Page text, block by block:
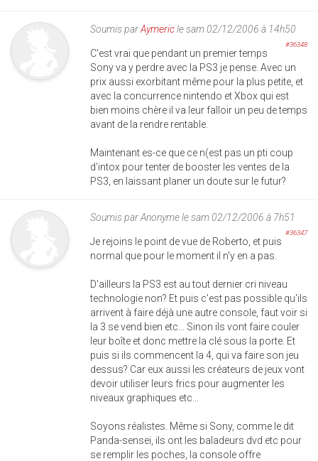
Soumis parAymericle sam 02/12/2006 à 14h50
#36348
C'est vrai que pendant un premier temps
Sony va y perdre avec la PS3 je pense. Avec un
prix aussi exorbitant même pour la plus petite, et
avec la concurrence nintendo et Xbox qui est
bien moins chère il va leur falloir un peu de temps
avant de la rendre rentable.
Maintenant es-ce que ce n(est pas un pti coup
d'intox pour tenter de booster les ventes de la
PS3, en laissant planer un doute sur le futur?
Soumis parAnonymele sam 02/12/2006 à 7h51
#36347
Je rejoins le point de vue de Roberto, et puis
normal que pour le moment il n'y en a pas.
D'ailleurs la PS3 est au tout dernier cri niveau
technologie non? Et puis c'est pas possible qu'ils
arrivent à faire déjà une autre console, faut voir si
la 3 se vend bien etc... Sinon ils vont faire couler
leur boîte et donc mettre la clé sous la porte. Et
puis si ils commencent la 4, qui va faire son jeu
dessus? Car eux aussi les créateurs de jeux vont
devoir utiliser leurs frics pour augmenter les
niveaux graphiques etc...
Soyons réalistes. Même si Sony, comme le dit
Panda-sensei, ils ont les baladeurs dvd etc pour
se remplir les poches, la console offre